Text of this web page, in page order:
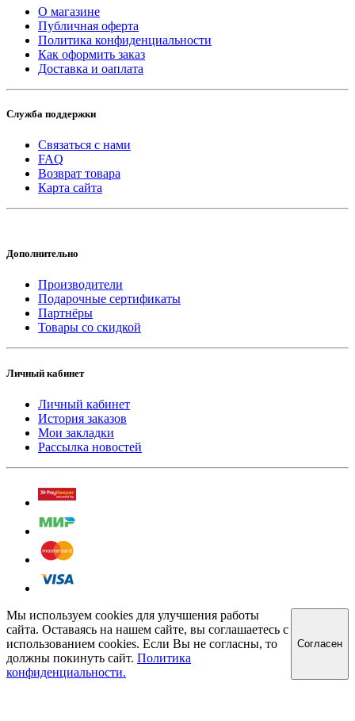
О магазине
Публичная оферта
Политика конфиденциальности
Как оформить заказ
Доставка и оаплата
Служба поддержки
Связаться с нами
FAQ
Возврат товара
Карта сайта
Дополнительно
Производители
Подарочные сертификаты
Партнёры
Товары со скидкой
Личный кабинет
Личный кабинет
История заказов
Мои закладки
Рассылка новостей
Мы используем cookies для улучшения работы
сайта. Оставаясь на нашем сайте, вы соглашаетесь с
использованием cookies. Если Вы не согласны, то
должны покинуть сайт. Политика
конфиденциальности.
Cогласен